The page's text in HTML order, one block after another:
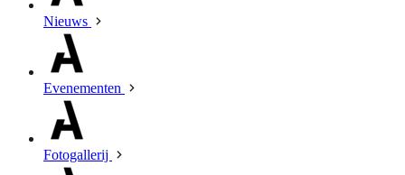
Nieuws
Evenementen
Fotogallerij